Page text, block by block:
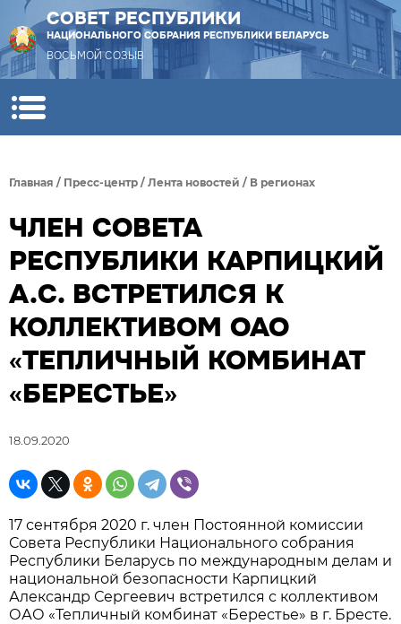
СОВЕТ РЕСПУБЛИКИ
НАЦИОНАЛЬНОГО СОБРАНИЯ РЕСПУБЛИКИ БЕЛАРУСЬ
ВОСЬМОЙ СОЗЫВ
Главная / Пресс-центр / Лента новостей / В регионах
ЧЛЕН СОВЕТА
РЕСПУБЛИКИ КАРПИЦКИЙ
А.С. ВСТРЕТИЛСЯ К
КОЛЛЕКТИВОМ ОАО
«ТЕПЛИЧНЫЙ КОМБИНАТ
«БЕРЕСТЬЕ»
18.09.2020
17 сентября 2020 г. член Постоянной комиссии
Совета Республики Национального собрания
Республики Беларусь по международным делам и
национальной безопасности Карпицкий
Александр Сергеевич встретился с коллективом
ОАО «Тепличный комбинат «Берестье» в г. Бресте.